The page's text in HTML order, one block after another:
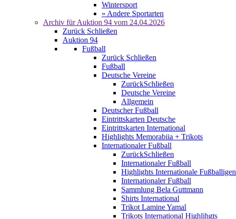
Wintersport
» Andere Sportarten
Archiv für Auktion 94 vom 24.04.2026
Zurück Schließen
Auktion 94
Fußball
Zurück Schließen
Fußball
Deutsche Vereine
ZurückSchließen
Deutsche Vereine
Allgemein
Deutscher Fußball
Eintrittskarten Deutsche
Eintrittskarten International
Highlights Memorabiia + Trikots
Internationaler Fußball
ZurückSchließen
Internationaler Fußball
Highlights Internationale Fußballigen
Internationaler Fußball
Sammlung Bela Guttmann
Shirts International
Trikot Lamine Yamal
Trikots International Highlihgts